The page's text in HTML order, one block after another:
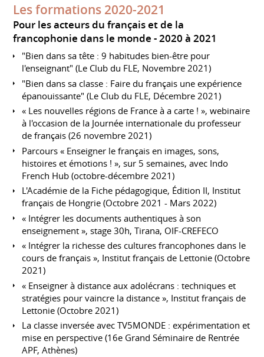
Les formations 2020-2021
Pour les acteurs du français et de la
francophonie dans le monde
2020 à 2021
"Bien dans sa tête : 9 habitudes bien-être pour
l'enseignant" (Le Club du FLE, Novembre 2021)
"Bien dans sa classe : Faire du français une expérience
épanouissante" (Le Club du FLE, Décembre 2021)
« Les nouvelles régions de France à a carte ! », webinaire
à l'occasion de la Journée internationale du professeur
de français (26 novembre 2021)
Parcours « Enseigner le français en images, sons,
histoires et émotions ! », sur 5 semaines, avec Indo
French Hub (octobre-décembre 2021)
L'Académie de la Fiche pédagogique, Édition II, Institut
français de Hongrie (Octobre 2021 - Mars 2022)
« Intégrer les documents authentiques à son
enseignement », stage 30h, Tirana, OIF-CREFECO
« Intégrer la richesse des cultures francophones dans le
cours de français », Institut français de Lettonie (Octobre
2021)
« Enseigner à distance aux adolécrans : techniques et
stratégies pour vaincre la distance », Institut français de
Lettonie (Octobre 2021)
La classe inversée avec TV5MONDE : expérimentation et
mise en perspective (16e Grand Séminaire de Rentrée
APF, Athènes)